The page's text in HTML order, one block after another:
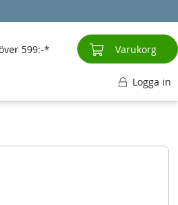
599:- Varukorg
Logga in